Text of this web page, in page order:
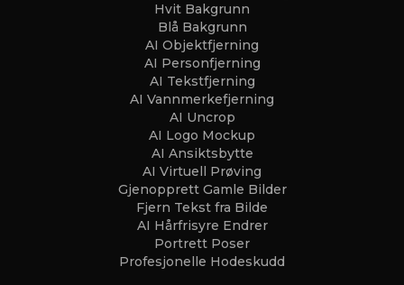
Hvit Bakgrunn
Blå Bakgrunn
AI Objektfjerning
AI Personfjerning
AI Tekstfjerning
AI Vannmerkefjerning
AI Uncrop
AI Logo Mockup
AI Ansiktsbytte
AI Virtuell Prøving
Gjenopprett Gamle Bilder
Fjern Tekst fra Bilde
AI Hårfrisyre Endrer
Portrett Poser
Profesjonelle Hodeskudd